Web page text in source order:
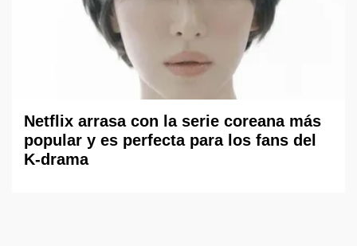
Netflix arrasa con la serie coreana más
popular y es perfecta para los fans del
K-drama